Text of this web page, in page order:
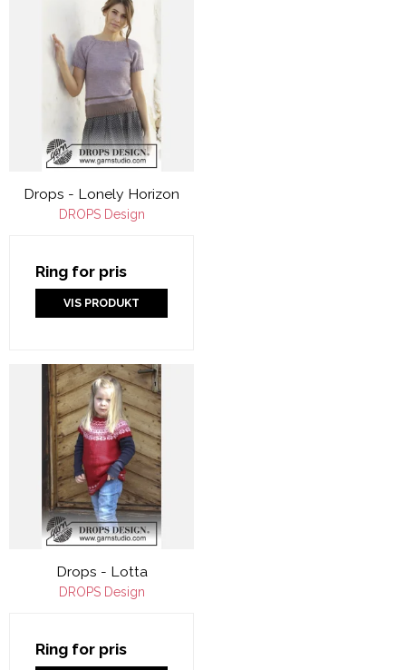
Drops - Lonely Horizon
DROPS Design
Ring for pris
VIS PRODUKT
Drops - Lotta
DROPS Design
Ring for pris